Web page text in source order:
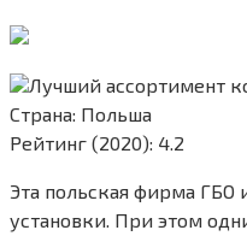
Лучший ассортимент
Страна: Польша
Рейтинг (2020): 4.2
Эта польская фирма ГБО
установки. При этом